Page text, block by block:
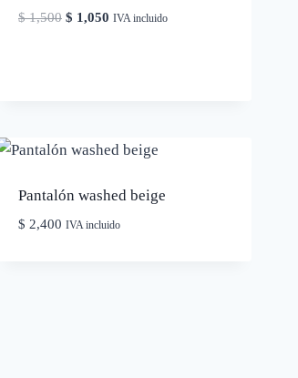
$1,500 El
$ 1,050 El
IVA incluido
Pantalón washed beige
$ 2,400 IVA incluido